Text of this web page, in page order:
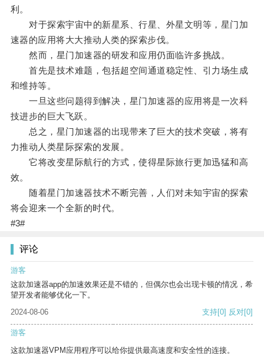
利。
对于探索宇宙中的新星系、行星、外星文明等，星门加
速器的应用将大大推动人类的探索步伐。
然而，星门加速器的研发和应用仍面临许多挑战。
首先是技术难题，包括超空间通道稳定性、引力场生成
和维持等。
一旦这些问题得到解决，星门加速器的应用将是一次科
技进步的巨大飞跃。
总之，星门加速器的出现带来了巨大的技术突破，将有
力推动人类星际探索的发展。
它将改变星际航行的方式，使得星际旅行更加迅猛和高
效。
随着星门加速器技术不断完善，人们对未知宇宙的探索
将会迎来一个全新的时代。
#3#
评论
游客
这款加速器app的加速效果还是不错的，但偶尔也会出现卡顿的情况，希
望开发者能够优化一下。
2024-08-06
支持[0] 反对[0]
游客
这款加速器VPM应用程序可以给你提供最高速度和安全性的连接。